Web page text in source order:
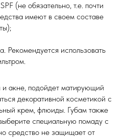
(не обязательно, т.е. почти
имеют в своем составе
Рекомендуется использовать
акне, подойдет матирующий
декоративной косметикой с
крем, флюиды. Губам также
специальную помаду с
средство не защищает от